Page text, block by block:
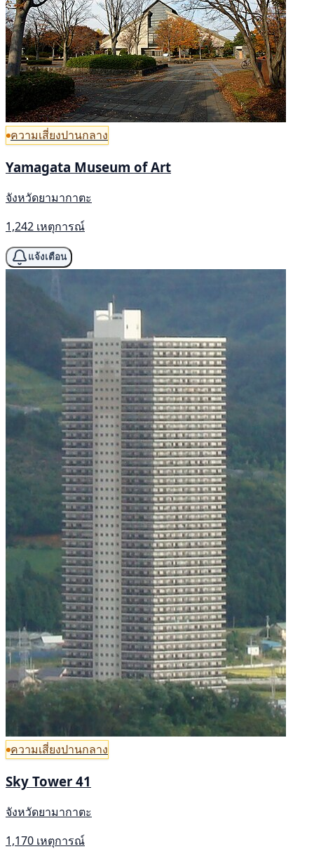
ความเสี่ยงปานกลาง
Yamagata Museum of Art
จังหวัดยามากาตะ
1,242 เหตุการณ์
แจ้งเตือน
ความเสี่ยงปานกลาง
Sky Tower 41
จังหวัดยามากาตะ
1,170 เหตุการณ์